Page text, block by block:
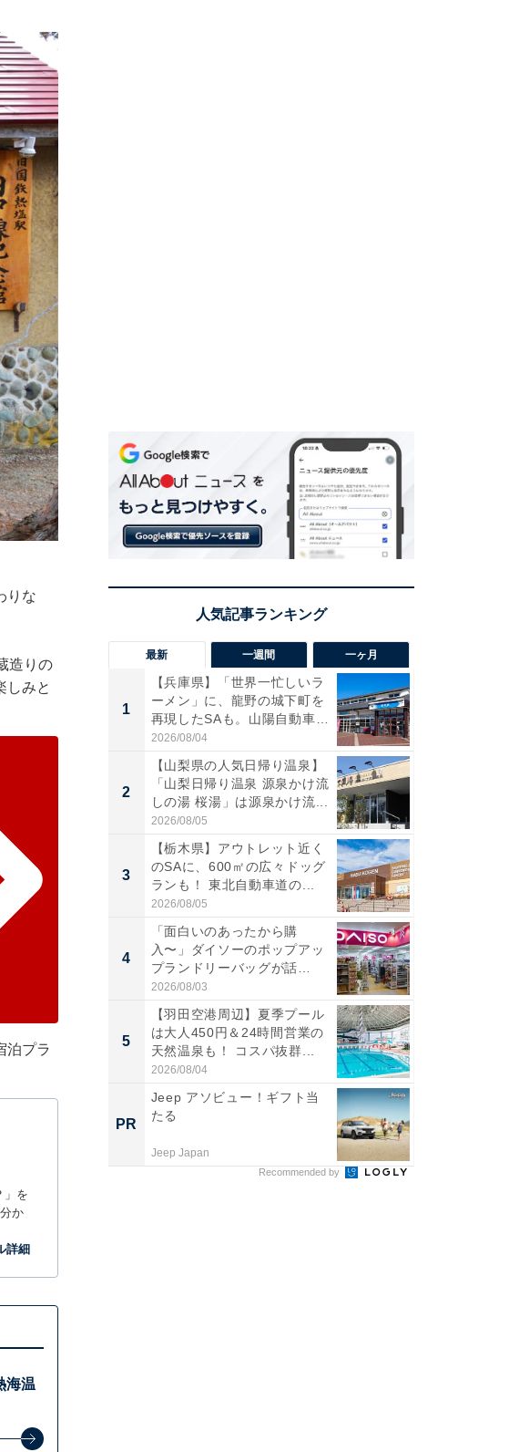
りな
造りの
しみと
泊プラ
」を
か
詳細
海温
最新 一週間 一ヶ月
1
【兵庫県】「世界一忙しいラ
ーメン」に、龍野の城下町を
再現したSAも。山陽自動車
道...
2026/08/04
2
【山梨県の人気日帰り温泉】
「山梨日帰り温泉 源泉かけ流
しの湯 桜湯」は源泉かけ流...
2026/08/05
3
【栃木県】アウトレット近く
のSAに、600㎡の広々ドッグ
ランも！ 東北自動車道の...
2026/08/05
4
「面白いのあったから購
入〜」ダイソーのポップアッ
プランドリーバッグが話
題。“さま...
2026/08/03
5
【羽田空港周辺】夏季プール
は大人450円＆24時間営業の
天然温泉も！ コスパ抜群...
2026/08/04
PR
Jeep アソビュー！ギフト当
たる
Jeep Japan
Recommended by